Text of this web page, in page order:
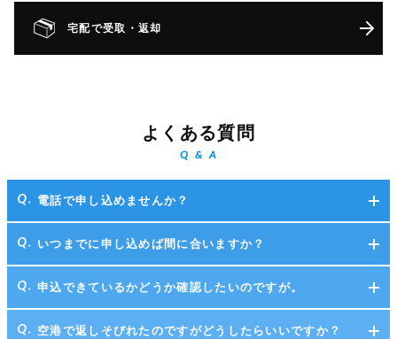
宅配で受取・返却
よくある質問
Q & A
電話で申し込めませんか？
いつまでに申し込めば間に合いますか？
申込できているかどうか確認したいのですが。
空港で返しそびれたのですがどうしたらいいですか？